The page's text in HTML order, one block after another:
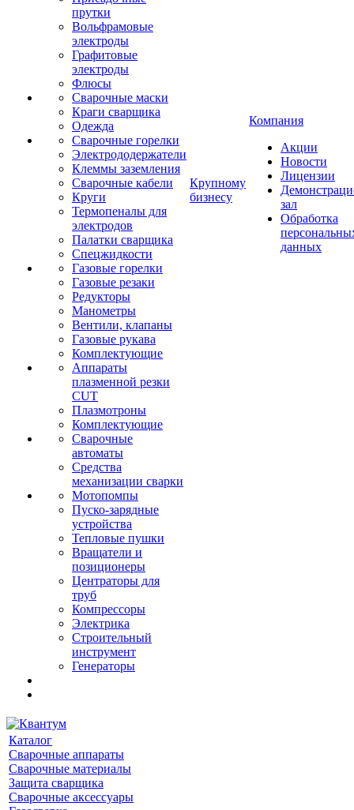
прутки
Вольфрамовые
электроды
Графитовые
электроды
Флюсы
Сварочные маски
Краги сварщика
Одежда
Сварочные горелки
Электрододержатели
Клеммы заземления
Сварочные кабели
Круги
Термопеналы для
электродов
Палатки сварщика
Спецжидкости
Газовые горелки
Газовые резаки
Редукторы
Манометры
Вентили, клапаны
Газовые рукава
Комплектующие
Аппараты
плазменной резки
CUT
Плазмотроны
Комплектующие
Сварочные
автоматы
Средства
механизации сварки
Мотопомпы
Пуско-зарядные
устройства
Тепловые пушки
Вращатели и
позиционеры
Центраторы для
труб
Компрессоры
Электрика
Строительный
инструмент
Генераторы
Крупному
бизнесу
Компания
Акции
Новости
Лицензии
зал
Обработка
данных
Каталог
Сварочные аппараты
Сварочные материалы
Защита сварщика
Сварочные аксессуары